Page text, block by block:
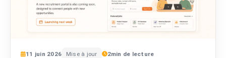
11 juin 2026 Mise à jour 2min de lecture